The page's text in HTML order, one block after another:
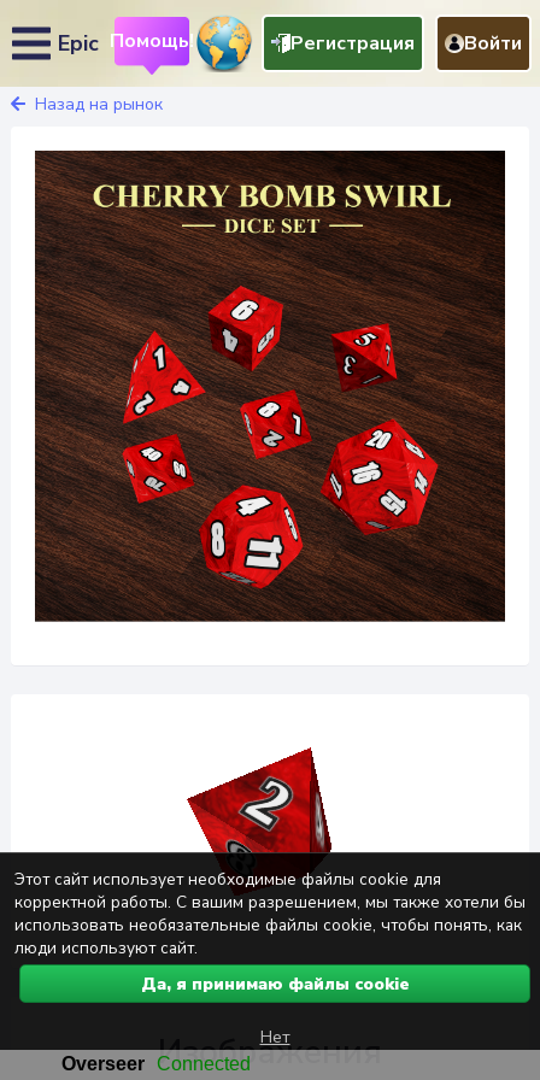
Epic Помощь! Регистрация Войти
Назад на рынок
Изображения
Этот сайт использует необходимые файлы cookie для
корректной работы. С вашим разрешением, мы также хотели бы
использовать необязательные файлы cookie, чтобы понять, как
люди используют сайт.
Да, я принимаю файлы cookie
Нет